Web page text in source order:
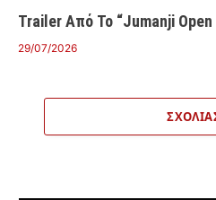
Trailer Από Το “Jumanji Open
29/07/2026